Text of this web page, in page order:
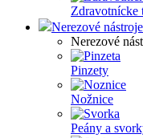
Zdravotnícke
Nerezové nástroje
Nerezové
Pinzety
Nožnice
Peány a